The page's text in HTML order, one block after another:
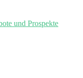
und Prospekte